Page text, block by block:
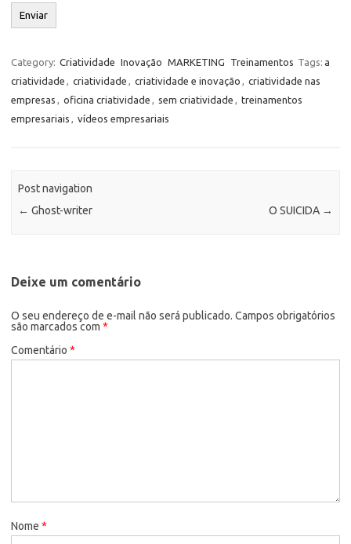
Category: Criatividade Inovação MARKETING Treinamentos Tags: a
criatividade , criatividade , criatividade e inovação , criatividade nas
empresas , oficina criatividade , sem criatividade , treinamentos
empresariais , vídeos empresariais
Post navigation
← Ghost-writer O SUICIDA →
Deixe um comentário
O seu endereço de e-mail não será publicado. Campos obrigatórios
são marcados com *
Comentário *
Nome *